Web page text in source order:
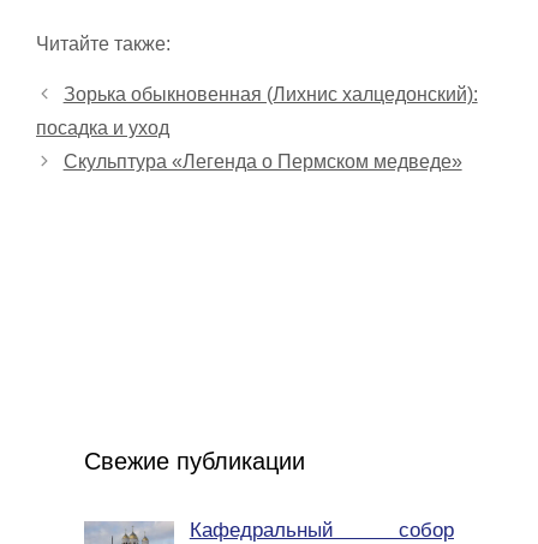
Читайте также:
Зорька обыкновенная (Лихнис халцедонский):
посадка и уход
Скульптура «Легенда о Пермском медведе»
Свежие публикации
Кафедральный собор